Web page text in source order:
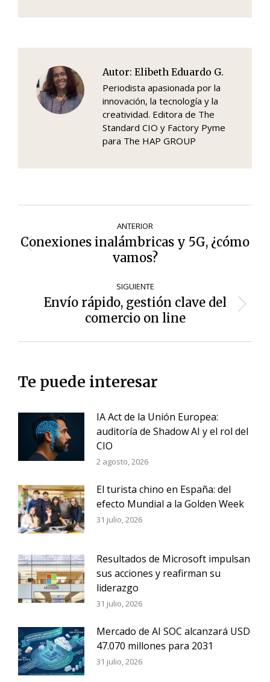
Autor: Elibeth Eduardo G.
Periodista apasionada por la
innovación, la tecnología y la
creatividad. Editora de The
Standard CIO y Factory Pyme
para The HAP GROUP
de
entradas
ANTERIOR
Entrada
anterior:
Conexiones inalámbricas y 5G, ¿cómo
vamos?
SIGUIENTE
Siguiente
entrada:
Envío rápido, gestión clave del
comercio on line
Te puede interesar
IA Act de la Unión Europea:
auditoría de Shadow AI y el rol del
CIO
2 agosto, 2026
El turista chino en España: del
efecto Mundial a la Golden Week
31 julio, 2026
Resultados de Microsoft impulsan
sus acciones y reafirman su
liderazgo
31 julio, 2026
Mercado de AI SOC alcanzará USD
47.070 millones para 2031
31 julio, 2026